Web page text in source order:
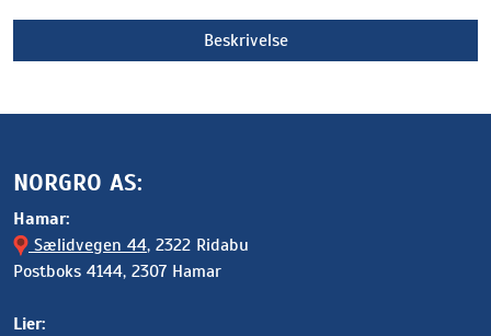
Beskrivelse
NORGRO AS:
Hamar:
Sælidvegen 44, 2322 Ridabu
Postboks 4144, 2307 Hamar
Lier: